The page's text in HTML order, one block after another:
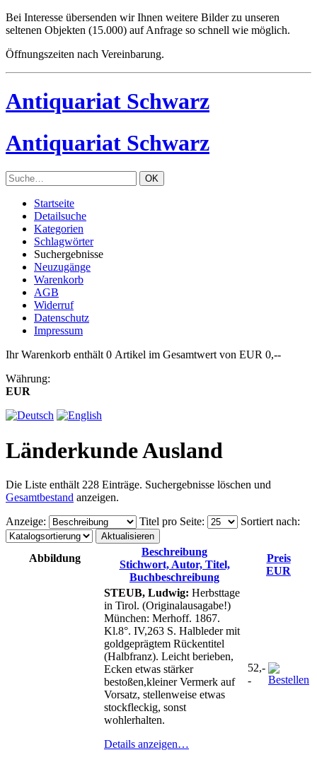
Bei Interesse übersenden wir Ihnen weitere Bilder zu unseren
seltenen Objekten (15.000) auf Anfrage so schnell wie möglich.
Öffnungszeiten nach Vereinbarung.
Antiquariat Schwarz
Antiquariat Schwarz
Startseite
Detailsuche
Kategorien
Schlagwörter
Suchergebnisse
Neuzugänge
Warenkorb
AGB
Widerruf
Datenschutz
Impressum
Ihr Warenkorb enthält 0 Artikel im Gesamtwert von EUR 0,--
Währung:
EUR
Länderkunde Ausland
Die Liste enthält 228 Einträge. Suchergebnisse löschen und
Gesamtbestand anzeigen.
Anzeige: Titel pro Seite: Sortiert nach:
Abbildung
Beschreibung
Stichwort, Autor, Titel,
Buchbeschreibung
Preis
EUR
STEUB, Ludwig: Herbsttage
in Tirol. (Originalausagabe!)
München: Merhoff. 1867.
Kl.8°. IV,263 S. Halbleder mit
goldgeprägtem Rückentitel
(Halbfranz). Leicht berieben,
Ecken etwas stärker
bestoßen,kleiner Vermerk auf
Vorsatz, stellenweise etwas
stockfleckig, sonst
wohlerhalten.
Details anzeigen…
52,-
-